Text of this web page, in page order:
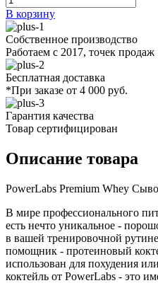
В корзину
Собственное производство
Работаем с 2017, точек продаж
Бесплатная доставка
*При заказе от 4 000 руб.
Гарантия качества
Товар сертифицирован
Описание товара
PowerLabs Premium Whey
В мире профессионального
есть нечто уникальное -
в вашей тренировочной
помощник - протеиновый
использован для похудения
коктейль от PowerLabs - это